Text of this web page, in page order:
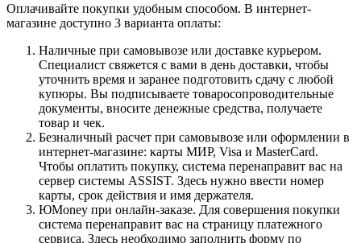
Оплачивайте покупки удобным способом. В интернет-
магазине доступно 3 варианта оплаты:
Наличные при самовывозе или доставке курьером.
Специалист свяжется с вами в день доставки, чтобы
уточнить время и заранее подготовить сдачу с любой
купюры. Вы подписываете товаросопроводительные
документы, вносите денежные средства, получаете
товар и чек.
Безналичный расчет при самовывозе или оформлении в
интернет-магазине: карты МИР, Visa и MasterCard.
Чтобы оплатить покупку, система перенаправит вас на
сервер системы ASSIST. Здесь нужно ввести номер
карты, срок действия и имя держателя.
ЮMoney при онлайн-заказе. Для совершения покупки
система перенаправит вас на страницу платежного
сервиса. Здесь необходимо заполнить форму по